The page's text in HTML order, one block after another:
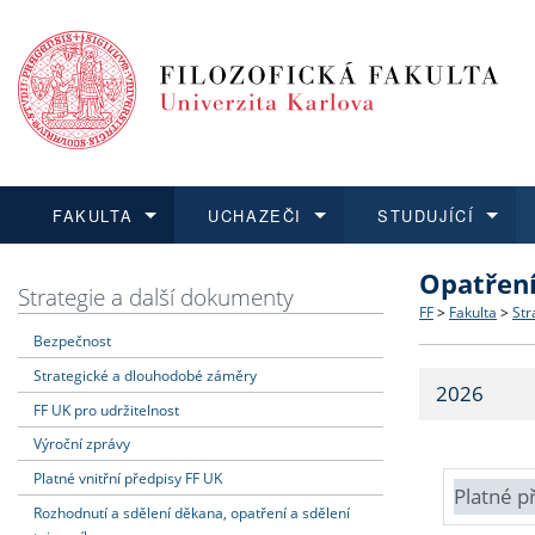
FAKULTA
Dozvědět se více
Struktura
Strategie
Fakultní
UCHAZEČI
Podat přihlášku
Co
Učitelské
STUDUJÍCÍ
Dozvědět se více
Dozvědět se více
O vědě a
Dozvědět se více
Aktuální
Strategie a další dokumenty
Bezpečnost
Strategické a dlouhodobé záměry
FF UK pro udržitelnost
Výroční zprávy
Platné vnitřní předpisy FF UK
Rozhodnutí a sdělení děkana, opatření a sdělení
FF > Fakulta >
2026
Platné